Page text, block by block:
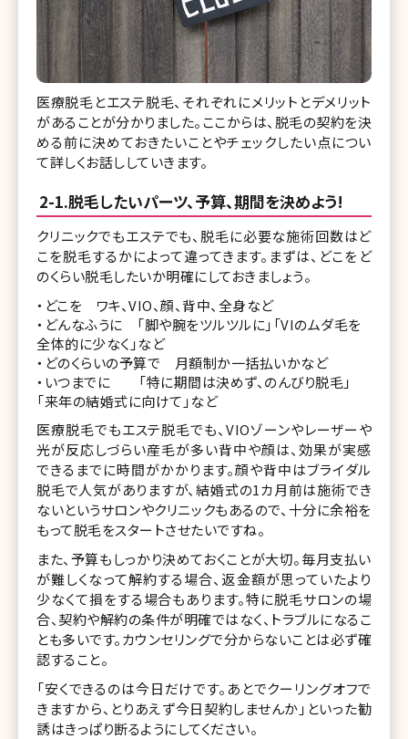
医療脱毛とエステ脱毛、それぞれにメリットとデメリット
があることが分かりました。ここからは、脱毛の契約を決
める前に決めておきたいことやチェックしたい点につい
て詳しくお話ししていきます。
2-1.脱毛したいパーツ、予算、期間を決めよう!
クリニックでもエステでも、脱毛に必要な施術回数はど
こを脱毛するかによって違ってきます。まずは、どこをど
のくらい脱毛したいか明確にしておきましょう。
・どこを ワキ、VIO、顔、背中、全身など
・どんなふうに 「脚や腕をツルツルに」「VIのムダ毛を
全体的に少なく」など
・どのくらいの予算で 月額制か一括払いかなど
・いつまでに 「特に期間は決めず、のんびり脱毛」
「来年の結婚式に向けて」など
医療脱毛でもエステ脱毛でも、VIOゾーンやレーザーや
光が反応しづらい産毛が多い背中や顔は、効果が実感
できるまでに時間がかかります。顔や背中はブライダル
脱毛で人気がありますが、結婚式の1カ月前は施術でき
ないというサロンやクリニックもあるので、十分に余裕を
もって脱毛をスタートさせたいですね。
また、予算もしっかり決めておくことが大切。毎月支払い
が難しくなって解約する場合、返金額が思っていたより
少なくて損をする場合もあります。特に脱毛サロンの場
合、契約や解約の条件が明確ではなく、トラブルになるこ
とも多いです。カウンセリングで分からないことは必ず確
認すること。
「安くできるのは今日だけです。あとでクーリングオフで
きますから、とりあえず今日契約しませんか」といった勧
誘はきっぱり断るようにしてください。